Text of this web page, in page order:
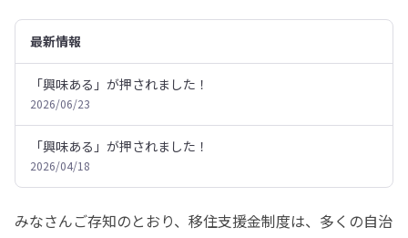
最新情報
「興味ある」が押されました！
2026/06/23
「興味ある」が押されました！
2026/04/18
みなさんご存知のとおり、移住支援金制度は、多くの自治